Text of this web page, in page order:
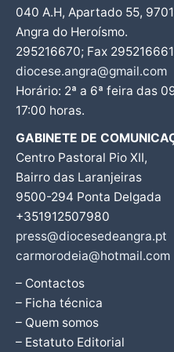
040 A.H, Apartado 55,
Angra do Heroísmo.
295216670; Fax
diocese.angra@gmail.com
Horário: 2ª a 6ª feira das
17:00 horas.
GABINETE DE
Centro Pastoral Pio XII,
Bairro das Laranjeiras
9500-294 Ponta Delgada
+351912507980
press@diocesedeangra.pt
carmorodeia@hotmail.com
– Contactos
– Ficha técnica
– Quem somos
– Estatuto Editorial